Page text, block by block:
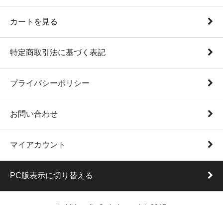
カートを見る
特定商取引法に基づく表記
プライバシーポリシー
お問い合わせ
マイアカウント
PC版表示に切り替える